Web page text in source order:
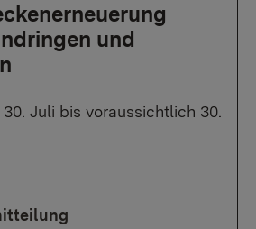
und
Juli bis voraussichtlich 30.